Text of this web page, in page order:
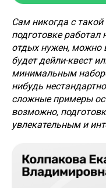
Сам никогда с
подготовке работал
отдых нужен, можно
будет дейли-квест
минимальным
нибудь
сложные примеры
возможно,
увлекательным и